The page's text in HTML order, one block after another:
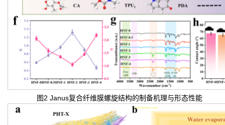
图2 Janus复合纤维膜螺旋结构的制备机理与形态性能